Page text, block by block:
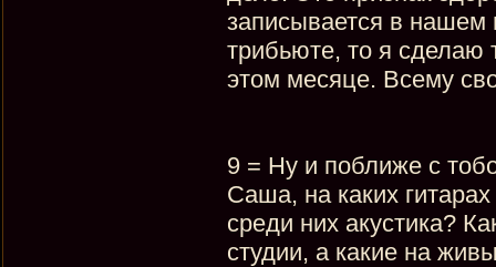
записывается в нашем
трибьюте, то я
этом месяце. Всему
9 = Ну и поближе с
Саша, на каких
среди них акустика?
студии, а какие на